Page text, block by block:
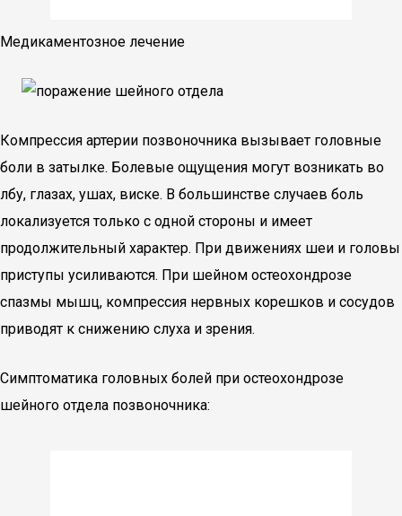
Медикаментозное лечение
Компрессия артерии позвоночника вызывает головные
боли в затылке. Болевые ощущения могут возникать во
лбу, глазах, ушах, виске. В большинстве случаев боль
локализуется только с одной стороны и имеет
продолжительный характер. При движениях шеи и головы
приступы усиливаются. При шейном остеохондрозе
спазмы мышц, компрессия нервных корешков и сосудов
приводят к снижению слуха и зрения.
Симптоматика головных болей при остеохондрозе
шейного отдела позвоночника: